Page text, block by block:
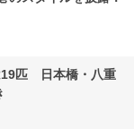
19匹 日本橋・八重